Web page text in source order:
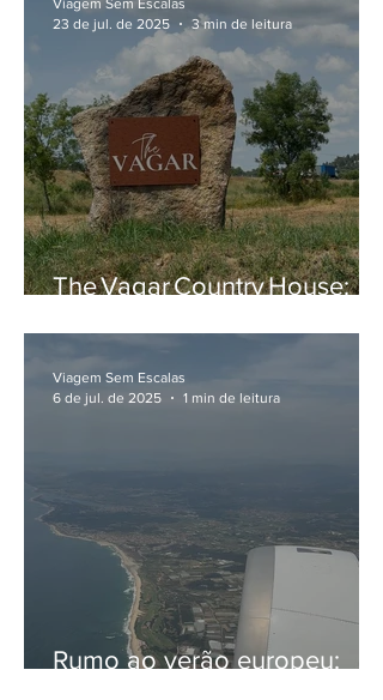
The Vagar Country House:
Belmonte, uma experiência
sensorial para desacelerar
Viagem Sem Escalas
23 de jul. de 2025
3 min de leitura
Rumo ao verão europeu:
Viagem Sem Escalas
6 de jul. de 2025
1 min de leitura